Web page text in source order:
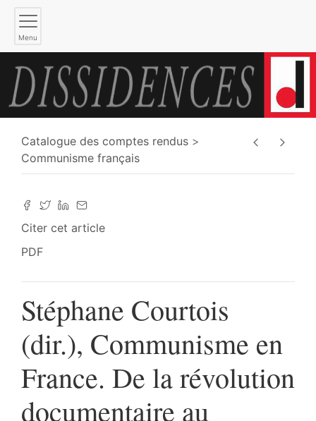
Menu
Catalogue des comptes rendus
Communisme français
Citer cet article
PDF
Stéphane Courtois
(dir.), Communisme en
France. De la révolution
documentaire au